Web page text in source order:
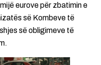
eurove për zbatimin e
së Kombeve të
së obligimeve të